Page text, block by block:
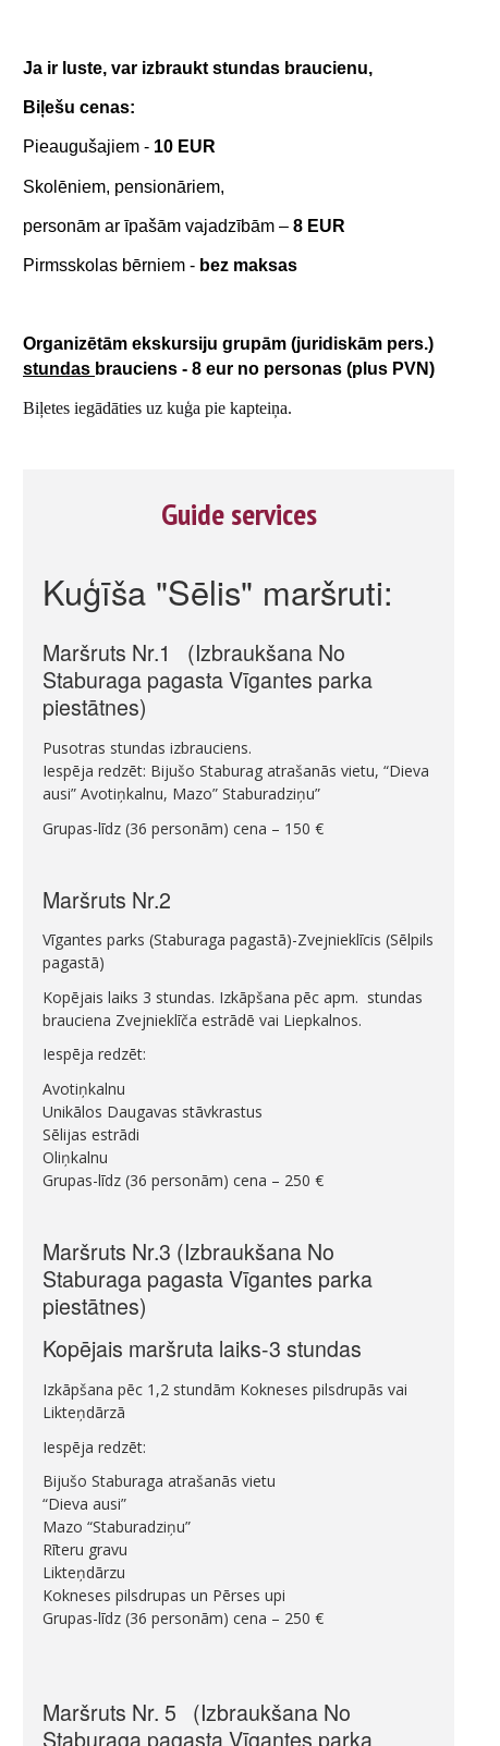
Ja ir luste, var izbraukt stundas braucienu,
Biļešu cenas:
Pieaugušajiem - 10 EUR
Skolēniem, pensionāriem,
personām ar īpašām vajadzībām – 8 EUR
Pirmsskolas bērniem - bez maksas
Organizētām ekskursiju grupām (juridiskām pers.)
stundas brauciens - 8 eur no personas (plus PVN)
Biļetes iegādāties uz kuģa pie kapteiņa.
Guide services
Kuģīša "Sēlis" maršruti:
Maršruts Nr.1 (Izbraukšana No
Staburaga pagasta Vīgantes parka
piestātnes)
Pusotras stundas izbrauciens.
Iespēja redzēt: Bijušo Staburag atrašanās vietu, “Dieva
ausi” Avotiņkalnu, Mazo” Staburadziņu”
Grupas-līdz (36 personām) cena – 150 €
Maršruts Nr.2
Vīgantes parks (Staburaga pagastā)-Zvejnieklīcis (Sēlpils
pagastā)
Kopējais laiks 3 stundas. Izkāpšana pēc apm. stundas
brauciena Zvejnieklīča estrādē vai Liepkalnos.
Iespēja redzēt:
Avotiņkalnu
Unikālos Daugavas stāvkrastus
Sēlijas estrādi
Oliņkalnu
Grupas-līdz (36 personām) cena – 250 €
Maršruts Nr.3 (Izbraukšana No
Staburaga pagasta Vīgantes parka
piestātnes)
Kopējais maršruta laiks-3 stundas
Izkāpšana pēc 1,2 stundām Kokneses pilsdrupās vai
Likteņdārzā
Iespēja redzēt:
Bijušo Staburaga atrašanās vietu
“Dieva ausi”
Mazo “Staburadziņu”
Rīteru gravu
Likteņdārzu
Kokneses pilsdrupas un Pērses upi
Grupas-līdz (36 personām) cena – 250 €
Maršruts Nr. 5 (Izbraukšana No
Staburaga pagasta Vīgantes parka